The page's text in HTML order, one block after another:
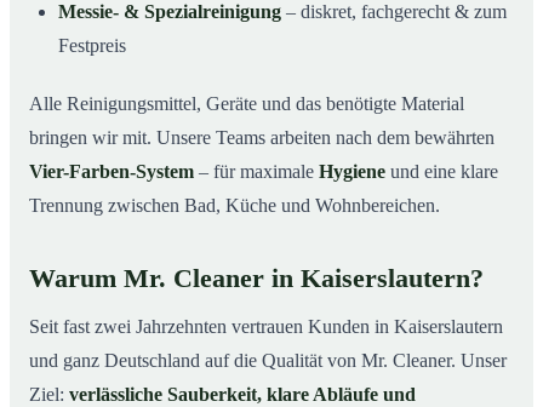
Messie- & Spezialreinigung – diskret, fachgerecht & zum
Festpreis
Alle Reinigungsmittel, Geräte und das benötigte Material
bringen wir mit. Unsere Teams arbeiten nach dem bewährten
Vier-Farben-System – für maximale Hygiene und eine klare
Trennung zwischen Bad, Küche und Wohnbereichen.
Warum Mr. Cleaner in Kaiserslautern?
Seit fast zwei Jahrzehnten vertrauen Kunden in Kaiserslautern
und ganz Deutschland auf die Qualität von Mr. Cleaner. Unser
Ziel: verlässliche Sauberkeit, klare Abläufe und